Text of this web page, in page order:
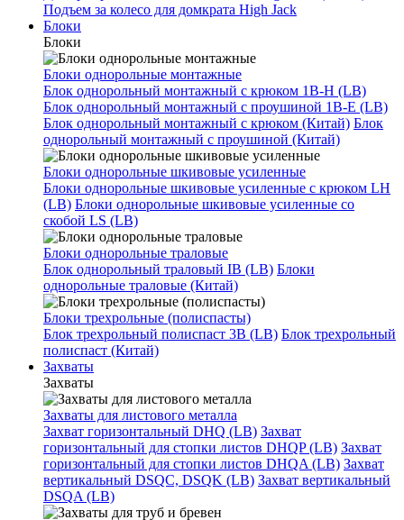
Подъем за колесо для домкрата High Jack
Блоки
Блоки
Блоки однорольные монтажные
Блок однорольный монтажный с крюком 1B-H (LB)
Блок однорольный монтажный с проушиной 1B-E (LB)
Блок однорольный монтажный с крюком (Китай) Блок
однорольный монтажный с проушиной (Китай)
Блоки однорольные шкивовые усиленные
Блоки однорольные шкивовые усиленные с крюком LH
(LB) Блоки однорольные шкивовые усиленные со
скобой LS (LB)
Блоки однорольные траловые
Блок однорольный траловый IB (LB) Блоки
однорольные траловые (Китай)
Блоки трехрольные (полиспасты)
Блок трехрольный полиспаст 3B (LB) Блок трехрольный
полиспаст (Китай)
Захваты
Захваты
Захваты для листового металла
Захват горизонтальный DHQ (LB) Захват
горизонтальный для стопки листов DHQP (LB) Захват
горизонтальный для стопки листов DHQA (LB) Захват
вертикальный DSQC, DSQK (LB) Захват вертикальный
DSQA (LB)